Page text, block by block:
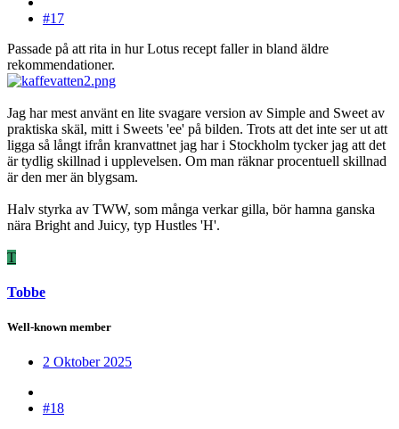
#17
Passade på att rita in hur Lotus recept faller in bland äldre
rekommendationer.
Jag har mest använt en lite svagare version av Simple and Sweet av
praktiska skäl, mitt i Sweets 'ee' på bilden. Trots att det inte ser ut att
ligga så långt ifrån kranvattnet jag har i Stockholm tycker jag att det
är tydlig skillnad i upplevelsen. Om man räknar procentuell skillnad
är den mer än blygsam.
Halv styrka av TWW, som många verkar gilla, bör hamna ganska
nära Bright and Juicy, typ Hustles 'H'.
T
Tobbe
Well-known member
2 Oktober 2025
#18